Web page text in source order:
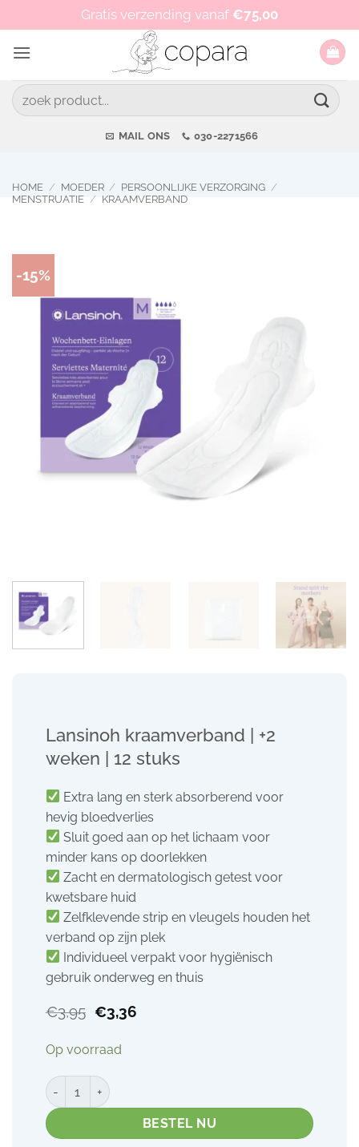
naar
inhoud
Op werkdagen vóór 15:00 besteld, zelfde dag verzonden!
Zoeken
naar:
MAIL ONS 030-2271566
HOME / MOEDER / PERSOONLIJKE VERZORGING /
MENSTRUATIE / KRAAMVERBAND
-15%
Lansinoh kraamverband | +2
weken | 12 stuks
Extra lang en sterk absorberend voor
hevig bloedverlies
Sluit goed aan op het lichaam voor
minder kans op doorlekken
Zacht en dermatologisch getest voor
kwetsbare huid
Zelfklevende strip en vleugels houden het
verband op zijn plek
Individueel verpakt voor hygiënisch
gebruik onderweg en thuis
€3,95 Oorspronkelijke
prijs
was:
€3,95.
€3,36Huidige
Op voorraad
Lansinoh kraamverband | +2 weken | 12 stuks aantal
BESTEL NU
Gratis verzending vanaf €75,00